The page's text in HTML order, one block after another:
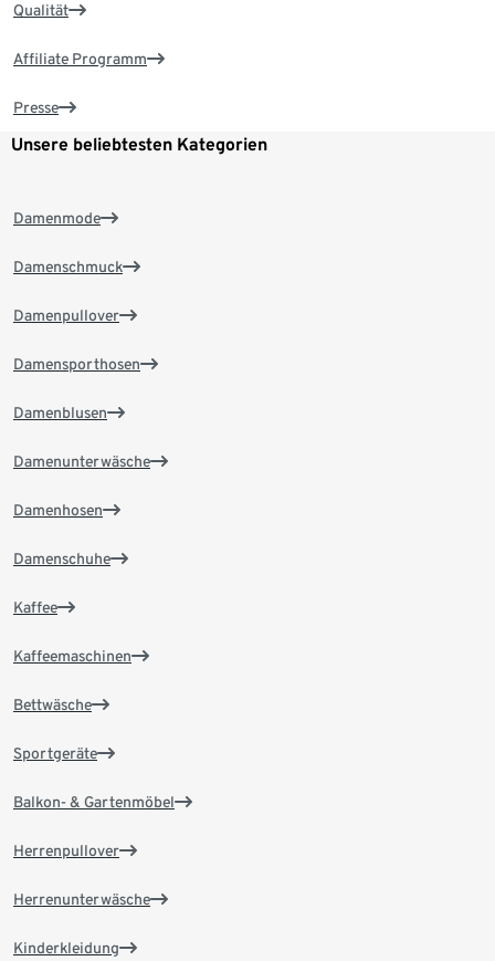
Qualität
Affiliate Programm
Presse
Unsere beliebtesten Kategorien
Damenmode
Damenschmuck
Damenpullover
Damensporthosen
Damenblusen
Damenunterwäsche
Damenhosen
Damenschuhe
Kaffee
Kaffeemaschinen
Bettwäsche
Sportgeräte
Balkon- & Gartenmöbel
Herrenpullover
Herrenunterwäsche
Kinderkleidung